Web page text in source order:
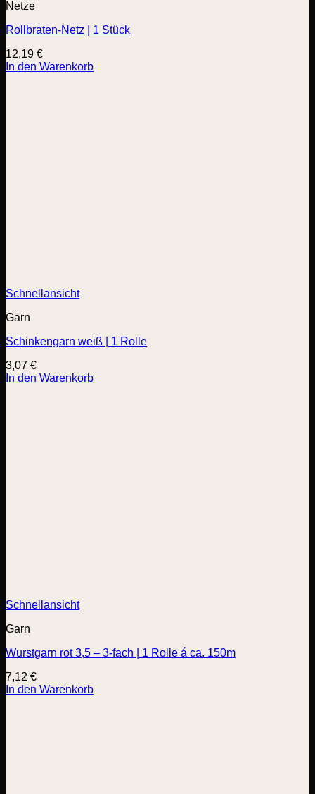
Netze
Rollbraten-Netz | 1 Stück
12,19 €
In den Warenkorb
Schnellansicht
Garn
Schinkengarn weiß | 1 Rolle
3,07 €
In den Warenkorb
Schnellansicht
Garn
Wurstgarn rot 3,5 – 3-fach | 1 Rolle á ca. 150m
7,12 €
In den Warenkorb